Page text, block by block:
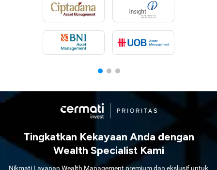
Tingkatkan Kekayaan Anda dengan
Wealth Specialist Kami
Nikmati Layanan Wealth Management premium dan ekslusif untuk